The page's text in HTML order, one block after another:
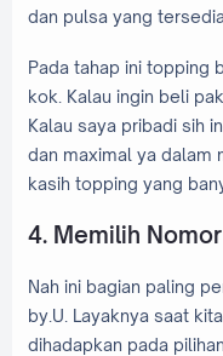
dan pulsa yang
Pada tahap ini topping
kok. Kalau ingin beli
Kalau saya pribadi sih
dan maximal ya dalam
kasih topping yang
4. Memilih Nomor
Nah ini bagian paling
by.U. Layaknya saat
dihadapkan pada